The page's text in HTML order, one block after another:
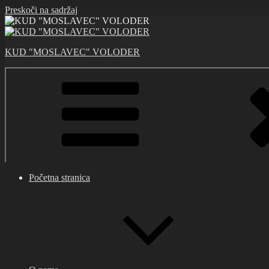
Preskoči na sadržaj
KUD "MOSLAVEC" VOLODER
Početna stranica